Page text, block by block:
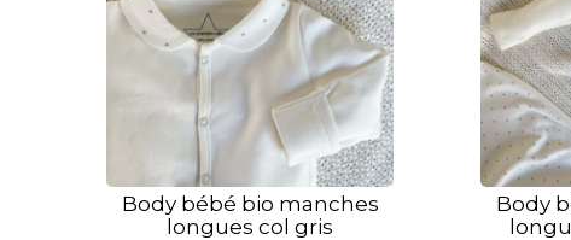
Body bébé bio manches
longues col gris
Body